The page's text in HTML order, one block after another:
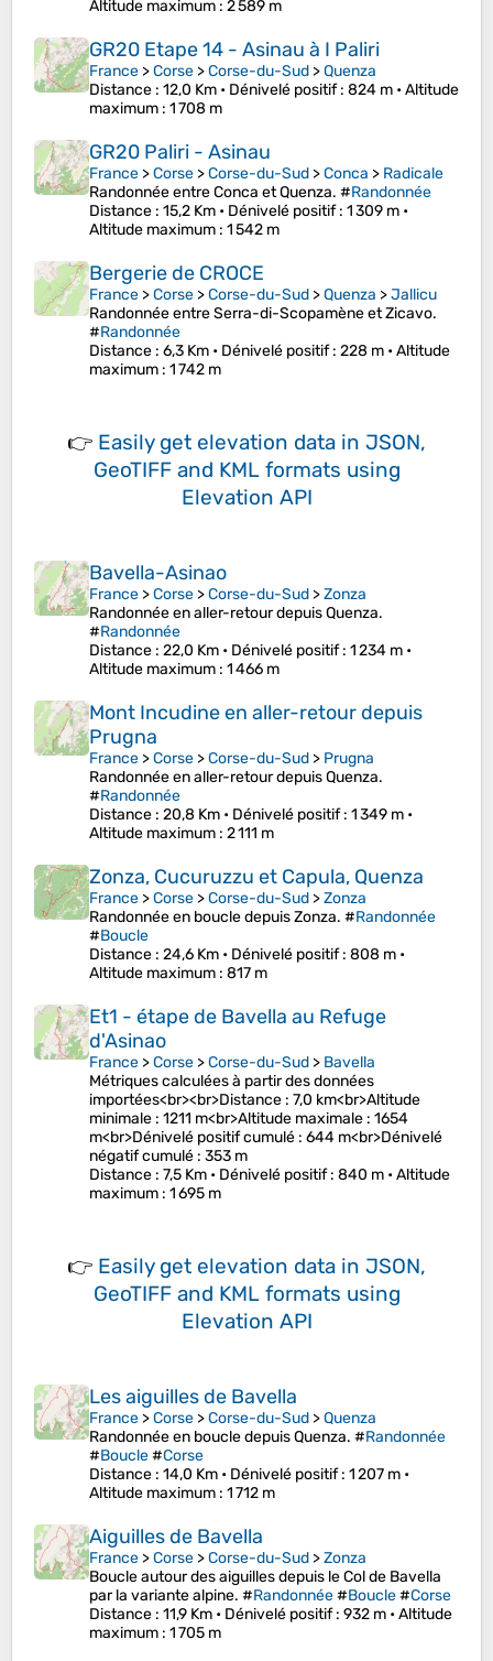
Altitude maximum : 2 589 m
GR20 Etape 14 - Asinau à I Paliri
France >Corse >Corse-du-Sud >Quenza
Distance : 12,0 Km • Dénivelé positif: 824 m •Altitude
maximum : 1 708 m
GR20 Paliri - Asinau
France >Corse >Corse-du-Sud >Conca > Radicale
Randonnée entre Conca et Quenza. #Randonnée
Distance : 15,2 Km • Dénivelé positif: 1 309 m •
Altitude maximum : 1 542 m
Bergerie de CROCE
France >Corse >Corse-du-Sud >Quenza >Jallicu
Randonnée entre Serra-di-Scopamène et Zicavo.
#Randonnée
Distance : 6,3 Km • Dénivelé positif: 228 m •Altitude
maximum : 1 742 m
👉 Easily get elevation data in JSON,
GeoTIFF and KML formats using
Elevation API
Bavella-Asinao
France >Corse >Corse-du-Sud >Zonza
Randonnée en aller-retour depuis Quenza.
#Randonnée
Distance : 22,0 Km • Dénivelé positif: 1 234 m •
Altitude maximum : 1 466 m
Mont Incudine en aller-retour depuis
Prugna
France >Corse >Corse-du-Sud > Prugna
Randonnée en aller-retour depuis Quenza.
#Randonnée
Distance : 20,8 Km • Dénivelé positif: 1 349 m •
Altitude maximum : 2 111 m
Zonza, Cucuruzzu et Capula, Quenza
France >Corse >Corse-du-Sud >Zonza
Randonnée en boucle depuis Zonza. #Randonnée
#Boucle
Distance : 24,6 Km • Dénivelé positif: 808 m •
Altitude maximum : 817 m
Et1 - étape de Bavella au Refuge
d'Asinao
France >Corse >Corse-du-Sud > Bavella
Métriques calculées à partir des données
importées<br><br>Distance : 7,0 km<br>Altitude
minimale : 1211 m<br>Altitude maximale : 1654
m<br>Dénivelé positif cumulé : 644 m<br>Dénivelé
négatif cumulé : 353 m
Distance : 7,5 Km • Dénivelé positif: 840 m •Altitude
maximum : 1 695 m
👉 Easily get elevation data in JSON,
GeoTIFF and KML formats using
Elevation API
Les aiguilles de Bavella
France >Corse >Corse-du-Sud >Quenza
Randonnée en boucle depuis Quenza. #Randonnée
#Boucle#Corse
Distance : 14,0 Km • Dénivelé positif: 1 207 m •
Altitude maximum : 1 712 m
Aiguilles de Bavella
France >Corse >Corse-du-Sud >Zonza
Boucle autour des aiguilles depuis le Col de Bavella
par la variante alpine. #Randonnée#Boucle#Corse
Distance : 11,9 Km • Dénivelé positif: 932 m •Altitude
maximum : 1 705 m